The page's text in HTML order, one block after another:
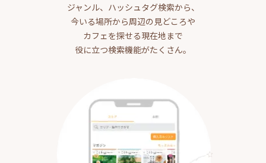
ジャンル、ハッシュタグ検索から、
今いる場所から周辺の見どころや
カフェを探せる現在地まで
役に立つ検索機能がたくさん。